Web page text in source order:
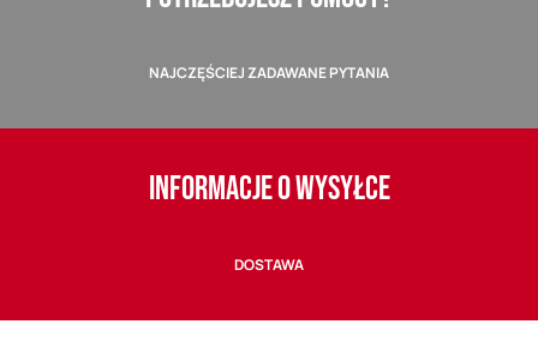
NAJCZĘŚCIEJ ZADAWANE PYTANIA
INFORMACJE O WYSYŁCE
DOSTAWA